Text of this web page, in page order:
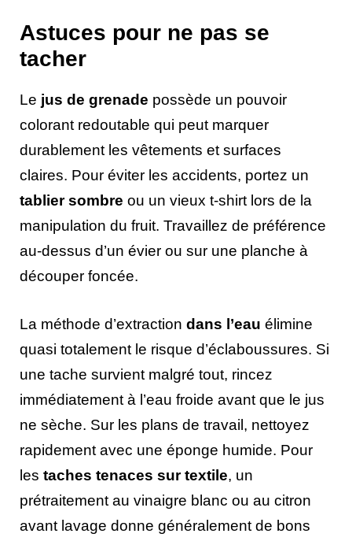
Astuces pour ne pas se
tacher
Le jus de grenade possède un pouvoir
colorant redoutable qui peut marquer
durablement les vêtements et surfaces
claires. Pour éviter les accidents, portez un
tablier sombre ou un vieux t-shirt lors de la
manipulation du fruit. Travaillez de préférence
au-dessus d’un évier ou sur une planche à
découper foncée.
La méthode d’extraction dans l’eau élimine
quasi totalement le risque d’éclaboussures. Si
une tache survient malgré tout, rincez
immédiatement à l’eau froide avant que le jus
ne sèche. Sur les plans de travail, nettoyez
rapidement avec une éponge humide. Pour
les taches tenaces sur textile, un
prétraitement au vinaigre blanc ou au citron
avant lavage donne généralement de bons